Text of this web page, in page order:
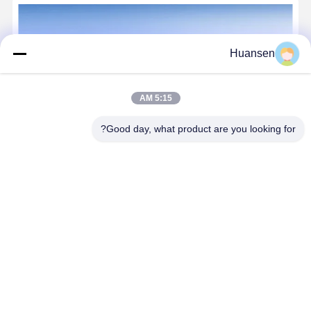
ألواح حائط UV Spc ل 1220 * 2900 * 3mm ديكور الداخلية ورق الرخام PVC بوة ألواح حائط الرخام Spc
Huansen
5:15 AM
Good day, what product are you looking for?